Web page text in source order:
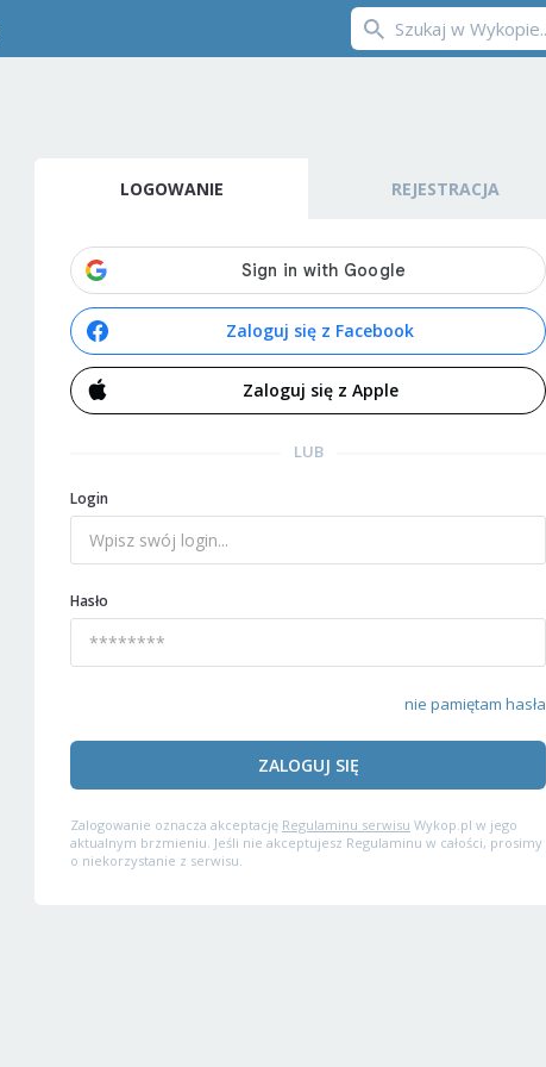
LOGOWANIE REJESTRACJA
Zaloguj się z Facebook
Zaloguj się z Apple
LUB
Login
Hasło
nie pamiętam hasła
ZALOGUJ SIĘ
Zalogowanie oznacza akceptację Regulaminu serwisu Wykop.pl w jego
aktualnym brzmieniu. Jeśli nie akceptujesz Regulaminu w całości, prosimy
o niekorzystanie z serwisu.